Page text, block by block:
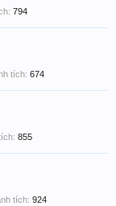
794
tích: 674
855
tích: 924